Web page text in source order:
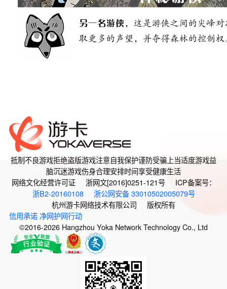
抵制不良游戏拒绝盗版游戏注意自我保护谨防受骗上当适度游戏益
脑沉迷游戏伤身合理安排时间享受健康生活
网络文化经营许可证 浙网文[2016]0251-121号 ICP备案号：
浙B2-20160108
浙公网安备 33010502005079号
杭州游卡网络技术有限公司 版权所有
信用承诺 净网护网行动
©2016-2026 Hangzhou Yoka Network Technology Co., Ltd